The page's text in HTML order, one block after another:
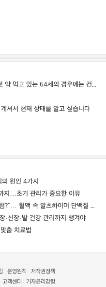
밖에 온도가 37도면 당뇨/B형 간염으로 약 먹고 있는 64세의 경우에는 컨디션 저하를 동
셔서 현재 상태를 알고 싶습니다
원인 4가지
지…초기 관리가 중요한 이유
“하루 8시간 30분 이상 자면 ‘치매’ 위험?”… 혈액 속 알츠하이머 단백질 늘었다
신장·발 건강 관리까지 챙겨야
춤 치료법
운영원칙
저작권정책
고객센터 기자윤리강령